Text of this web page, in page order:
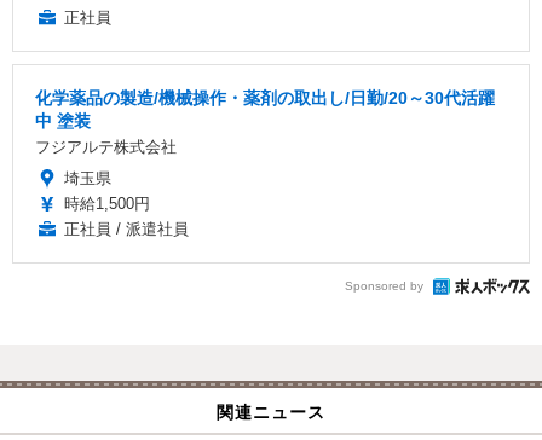
正社員
化学薬品の製造/機械操作・薬剤の取出し/日勤/20～30代活躍
中 塗装
フジアルテ株式会社
埼玉県
時給1,500円
正社員 / 派遣社員
Sponsored by
関連ニュース